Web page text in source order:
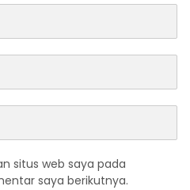
situs web saya pada
saya berikutnya.